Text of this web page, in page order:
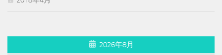
2026年8月